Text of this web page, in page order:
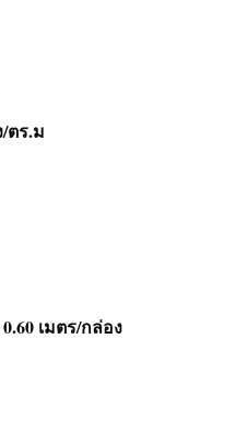
ตร.ม
เมตร/กล่อง